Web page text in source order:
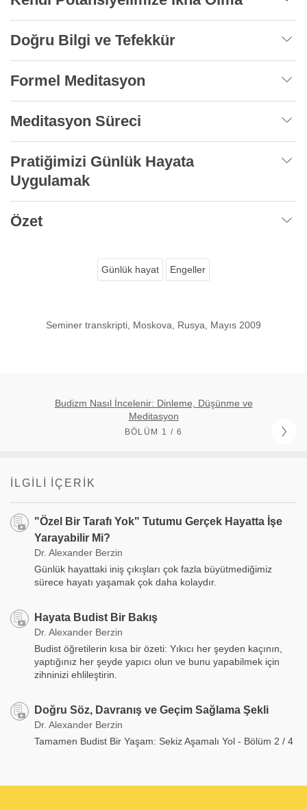
Doğru Bilgi ve Tefekkür
Formel Meditasyon
Meditasyon Süreci
Pratiğimizi Günlük Hayata
Uygulamak
Özet
Günlük hayat Engeller
Seminer transkripti, Moskova, Rusya, Mayıs 2009
Budizm Nasıl İncelenir: Dinleme, Düşünme ve
Meditasyon
BÖLÜM 1 / 6
İLGILI İÇERIK
"Özel Bir Tarafı Yok" Tutumu Gerçek Hayatta İşe
Yarayabilir Mi?
Dr. Alexander Berzin
Günlük hayattaki iniş çıkışları çok fazla büyütmediğimiz
sürece hayatı yaşamak çok daha kolaydır.
Hayata Budist Bir Bakış
Dr. Alexander Berzin
Budist öğretilerin kısa bir özeti: Yıkıcı her şeyden kaçının,
yaptığınız her şeyde yapıcı olun ve bunu yapabilmek için
zihninizi ehlileştirin.
Doğru Söz, Davranış ve Geçim Sağlama Şekli
Dr. Alexander Berzin
Tamamen Budist Bir Yaşam: Sekiz Aşamalı Yol - Bölüm 2 / 4